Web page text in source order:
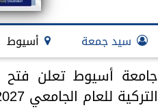
سيد جمعة أسيوط
التركية للعام الجامعي 2026/2027